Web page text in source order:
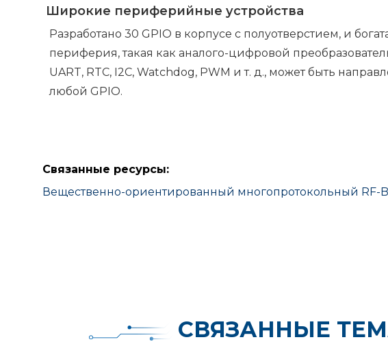
Широкие периферийные устройства
Разработано 30 GPIO в корпусе с полуотверстием, и
периферия, такая как аналого-цифровой
UART, RTC, I2C, Watchdog, PWM и т. д., может быть
любой GPIO.
Связанные ресурсы:
Вещественно-ориентированный многопротокольный RF-
СВЯЗАННЫЕ